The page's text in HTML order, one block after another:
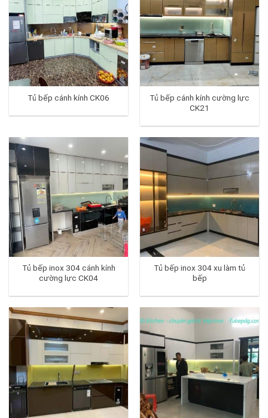
Tủ bếp cánh kính CK06
Tủ bếp cánh kính cường lực
CK21
Tủ bếp inox 304 cánh kính
cường lực CK04
Tủ bếp inox 304 xu làm tủ
bếp